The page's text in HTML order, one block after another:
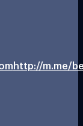
http://m.me/